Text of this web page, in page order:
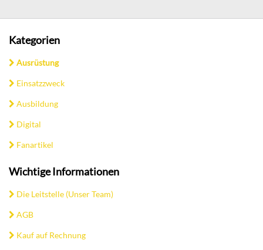
Kategorien
Ausrüstung
Einsatzzweck
Ausbildung
Digital
Fanartikel
Wichtige Informationen
Die Leitstelle (Unser Team)
AGB
Kauf auf Rechnung